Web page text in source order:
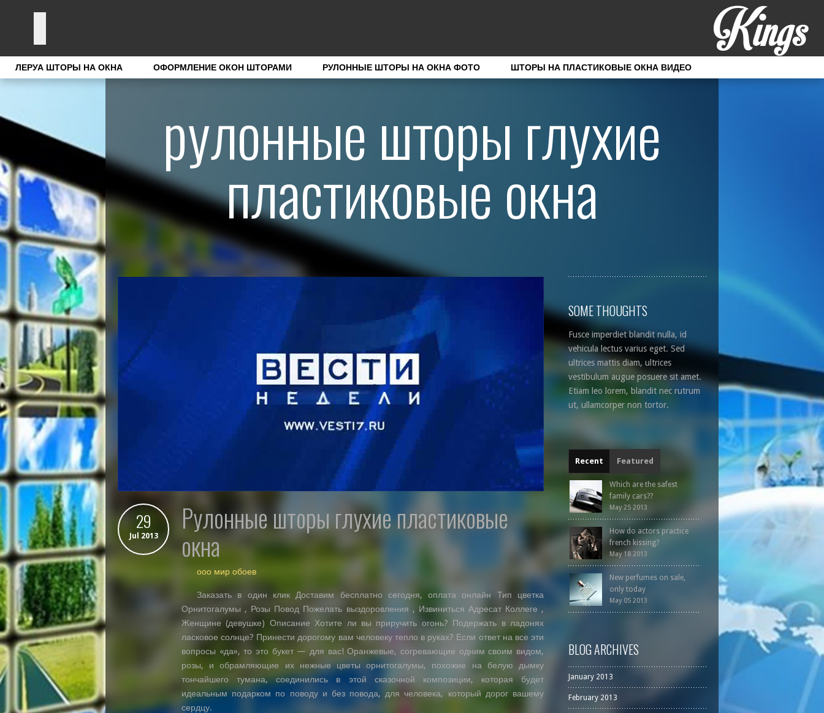
ЛЕРУА ШТОРЫ НА ОКНА ОФОРМЛЕНИЕ ОКОН ШТОРАМИ РУЛОННЫЕ ШТОРЫ НА ОКНА ФОТО ШТОРЫ НА ПЛАСТИКОВЫЕ ОКНА ВИДЕО
рулонные шторы глухие
пластиковые окна
29
Jul 2013 рулонные шторы глухие пластиковые
окна
ооо мир обоев
Заказать в один клик Доставим бесплатно сегодня, оплата онлайн Тип цветка
Орнитогалумы , Розы Повод Пожелать выздоровления , Извиниться Адресат Коллеге ,
Женщине (девушке) Описание Хотите ли вы приручить огонь? Подержать в ладонях
ласковое солнце? Принести дорогому вам человеку тепло в руках? Если ответ на все эти
вопросы «да», то это букет — для вас! Оранжевые, согревающие одним своим видом,
розы, и обрамляющие их нежные цветы орнитогалумы, похожие на белую дымку
тончайшего тумана, соединились в этой сказочной композиции, которая будет
идеальным подарком по поводу и без повода, для человека, который дорог вашему
сердцу.
SOME THOUGHTS
Fusce imperdiet blandit nulla, id
vehicula lectus varius eget. Sed
ultrices mattis diam, ultrices
vestibulum augue posuere sit amet.
Etiam leo lorem, blandit nec rutrum
ut, ullamcorper non tortor.
Recent Featured
Which are the safest
family cars??
May 25 2013
How do actors practice
french kissing?
May 18 2013
New perfumes on sale,
only today
May 05 2013
BLOG ARCHIVES
January 2013
February 2013